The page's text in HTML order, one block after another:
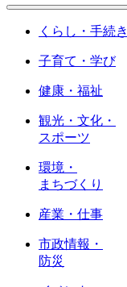
くらし・手続き
子育て・学び
健康・福祉
観光・文化・
スポーツ
環境・
まちづくり
産業・仕事
市政情報・
防災